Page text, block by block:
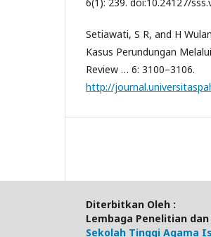
6(1): 239. doi:10.24127/
Setiawati, S R, and H
Kasus Perundungan
Review … 6: 3100–3106.
http://
Diterbitkan Oleh :
Lembaga Penelitian
Sekolah Tinggi Agama